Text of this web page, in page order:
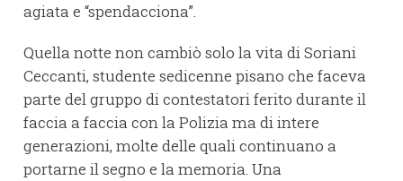
agiata e “spendacciona”.
Quella notte non cambiò solo la vita di Soriani
Ceccanti, studente sedicenne pisano che faceva
parte del gruppo di contestatori ferito durante il
faccia a faccia con la Polizia ma di intere
generazioni, molte delle quali continuano a
portarne il segno e la memoria. Una